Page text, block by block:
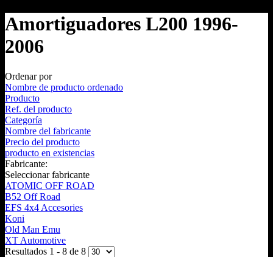
Amortiguadores L200 1996-
2006
Ordenar por
Nombre de producto ordenado
Producto
Ref. del producto
Categoría
Nombre del fabricante
Precio del producto
producto en existencias
Fabricante:
Seleccionar fabricante
ATOMIC OFF ROAD
B52 Off Road
EFS 4x4 Accesories
Koni
Old Man Emu
XT Automotive
Resultados 1 - 8 de 8